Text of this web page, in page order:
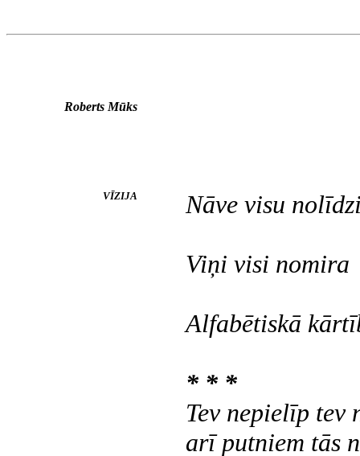
Roberts Mūks
VĪZIJA Nāve visu
Viņi visi nomira
Alfabētiskā
* * *
Tev nepielīp
arī putniem tās